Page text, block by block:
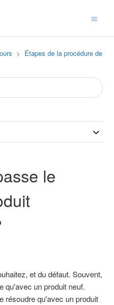
Étapes de la procédure de
le
et du défaut. Souvent,
qu'avec un produit neuf.
résoudre qu'avec un produit